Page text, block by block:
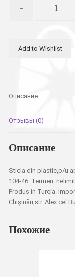
товара
детская
Add to Wishlist
Описание
Отзывы (0)
Описание
Sticla din plastic,p/u
104-46. Termen:
Produs in Turcia.
Chișinău,str. Alex.cel
Похожие